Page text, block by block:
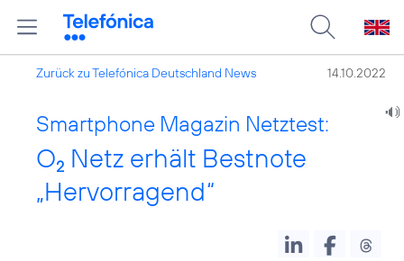
Zurück zu Telefónica Deutschland News 14.10.2022
Smartphone Magazin Netztest:
O2 Netz erhält Bestnote
„Hervorragend“